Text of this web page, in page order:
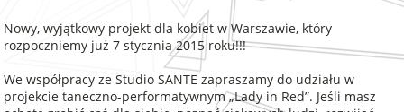
Nowy, wyjątkowy projekt dla kobiet w Warszawie, który
rozpoczniemy już 7 stycznia 2015 roku!!!
We współpracy ze Studio SANTE zapraszamy do udziału w
projekcie taneczno-performatywnym „Lady in Red”. Jeśli masz